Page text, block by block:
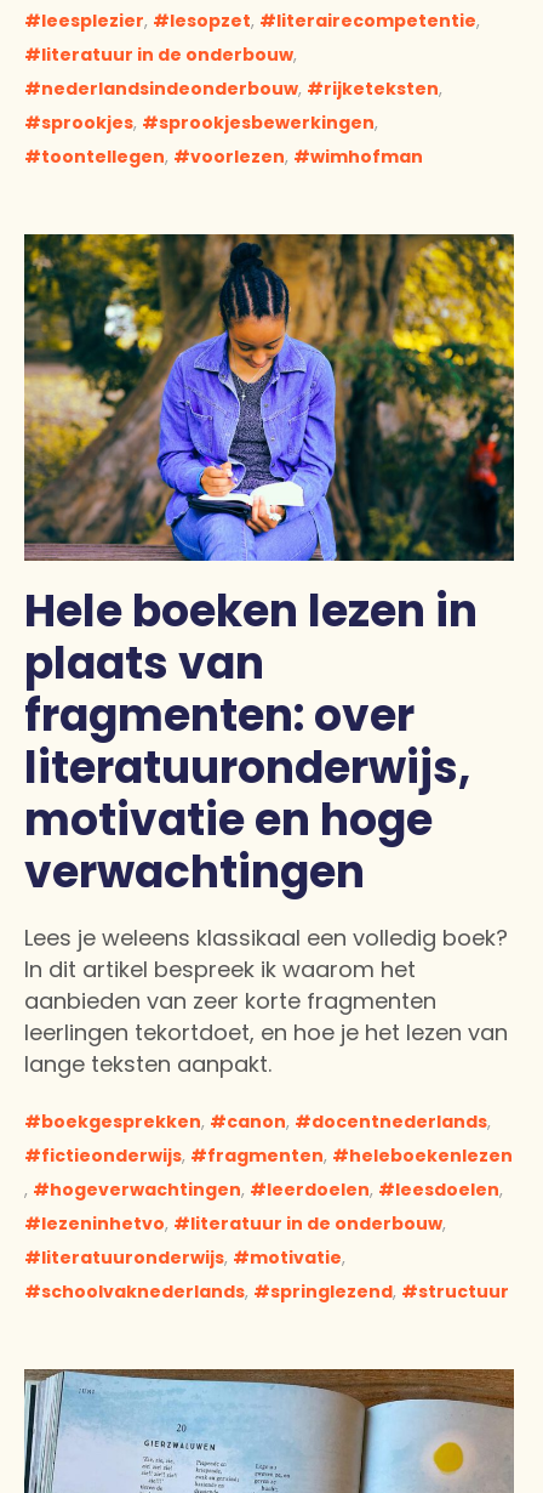
leesplezier, lesopzet, literairecompetentie,
literatuur in de onderbouw,
nederlandsindeonderbouw, rijketeksten,
sprookjes, sprookjesbewerkingen,
toontellegen, voorlezen, wimhofman
Hele boeken lezen in
plaats van
fragmenten: over
literatuuronderwijs,
motivatie en hoge
verwachtingen
Lees je weleens klassikaal een volledig boek?
In dit artikel bespreek ik waarom het
aanbieden van zeer korte fragmenten
leerlingen tekortdoet, en hoe je het lezen van
lange teksten aanpakt.
boekgesprekken, canon, docentnederlands,
fictieonderwijs, fragmenten,
heleboekenlezen
,
hogeverwachtingen, leerdoelen, leesdoelen,
lezeninhetvo, literatuur in de onderbouw,
literatuuronderwijs, motivatie,
schoolvaknederlands, springlezend, structuur